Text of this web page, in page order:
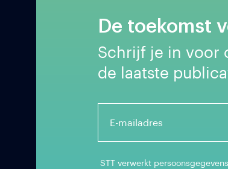
De toekomst
Schrijf je in voor
de laatste
E-mailadres
STT verwerkt